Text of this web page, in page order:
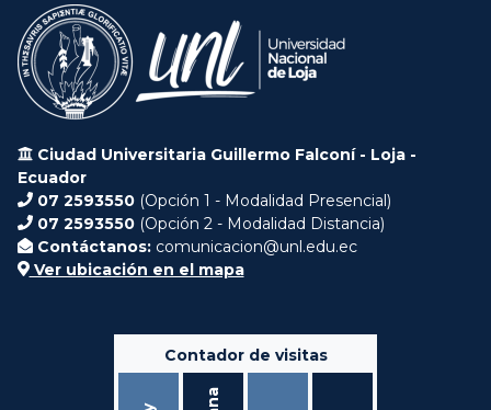
Ciudad Universitaria Guillermo Falconí - Loja -
Ecuador
07 2593550 (Opción 1 - Modalidad Presencial)
07 2593550 (Opción 2 - Modalidad Distancia)
Contáctanos: comunicacion@unl.edu.ec
Ver ubicación en el mapa
Contador de visitas